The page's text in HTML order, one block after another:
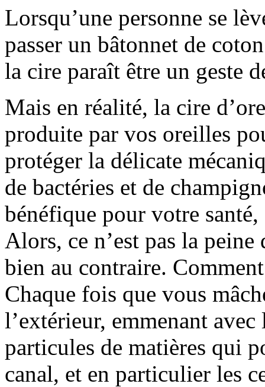
Lorsqu’une personne se
passer un bâtonnet de
la cire paraît être un geste
Mais en réalité, la cire
produite par vos oreilles
protéger la délicate
de bactéries et de
bénéfique pour votre
Alors, ce n’est pas la peine
bien au contraire.
Chaque fois que vous
l’extérieur, emmenant
particules de matières qui
canal, et en particulier les